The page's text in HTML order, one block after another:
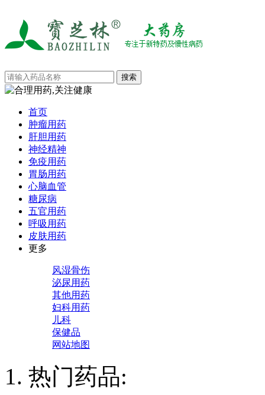
首页
肿瘤用药
肝胆用药
神经精神
免疫用药
胃肠用药
心脑血管
糖尿病
五官用药
呼吸用药
皮肤用药
更多
风湿骨伤
泌尿用药
其他用药
妇科用药
儿科
保健品
网站地图
热门药品: